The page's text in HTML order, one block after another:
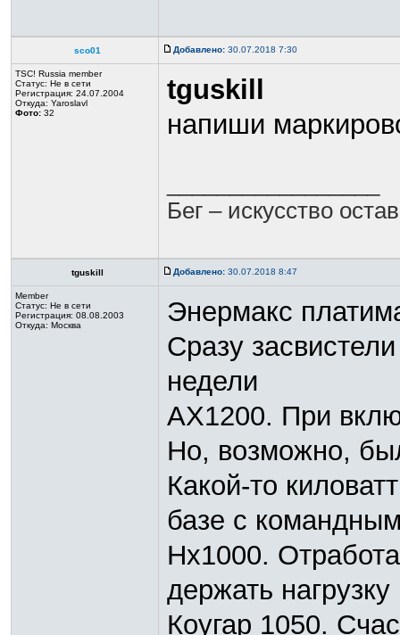
sco01 Добавлено: 30.07.2018 7:30
TSC! Russia member
Статус: Не в сети
Регистрация: 24.07.2004
Откуда: Yaroslavl
Фото: 32
tguskill
напиши
Бег – искусство
tguskill Добавлено: 30.07.2018 8:47
Member
Статус: Не в сети
Регистрация: 08.08.2003
Откуда: Москва
Энермакс
Сразу
недели
АХ1200. При
Но, возможно,
Какой-то
базе с
Нх1000.
держать нагрузку
Коугар 1050.